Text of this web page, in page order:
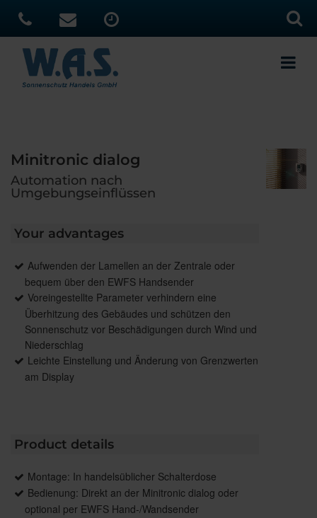
Minitronic dialog
Automation nach
Umgebungseinflüssen
Your advantages
Aufwenden der Lamellen an der Zentrale oder
bequem über den EWFS Handsender
Voreingestellte Parameter verhindern eine
Überhitzung des Gebäudes und schützen den
Sonnenschutz vor Beschädigungen durch Wind und
Niederschlag
Leichte Einstellung und Änderung von Grenzwerten
am Display
Product details
Montage: In handelsüblicher Schalterdose
Bedienung: Direkt an der Minitronic dialog oder
optional per EWFS Hand-/Wandsender